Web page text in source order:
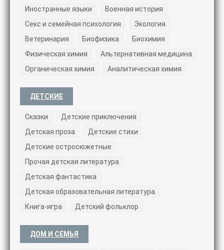
Иностранные языки
Военная история
Секс и семейная психология
Экология
Ветеринария
Биофизика
Биохимия
Физическая химия
Альтернативная медицина
Органическая химия
Аналитическая химия
ДЕТСКИЕ
Сказки
Детские приключения
Детская проза
Детские стихи
Детские остросюжетные
Прочая детская литература
Детская фантастика
Детская образовательная литература
Книга-игра
Детский фольклор
ДОМ И СЕМЬЯ